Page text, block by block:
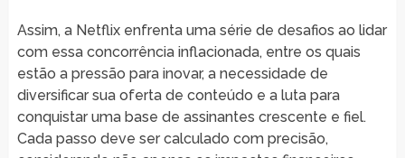
Assim, a Netflix enfrenta uma série de desafios ao lidar
com essa concorrência inflacionada, entre os quais
estão a pressão para inovar, a necessidade de
diversificar sua oferta de conteúdo e a luta para
conquistar uma base de assinantes crescente e fiel.
Cada passo deve ser calculado com precisão,